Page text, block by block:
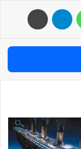
واتساب تيلقرام